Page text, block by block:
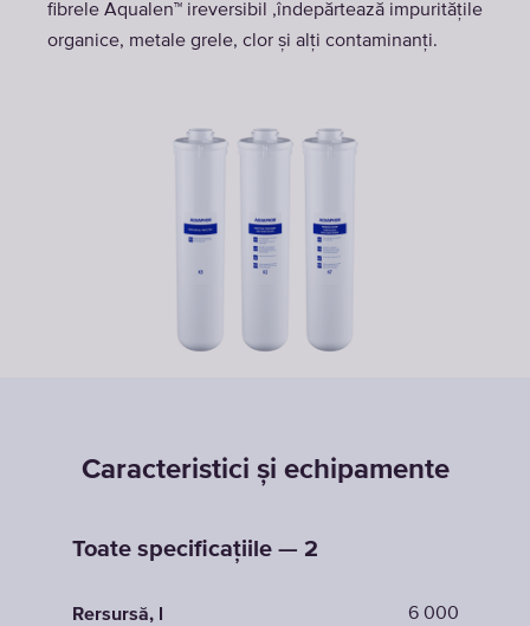
fibrele Aqualen™ ireversibil ,îndepărtează impuritățile
organice, metale grele, clor și alți contaminanți.
Caracteristici și echipamente
Toate specificațiile — 2
Rersursă, l 6 000